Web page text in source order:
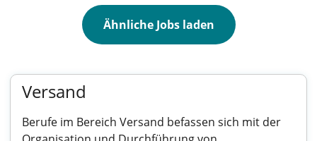
Ähnliche Jobs laden
Versand
Berufe im Bereich Versand befassen sich mit der